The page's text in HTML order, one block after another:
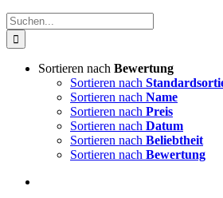
Suche
nach:
Sortieren nach Bewertung
Sortieren nach
Sortieren nach Name
Sortieren nach Preis
Sortieren nach Datum
Sortieren nach Beliebtheit
Sortieren nach Bewertung